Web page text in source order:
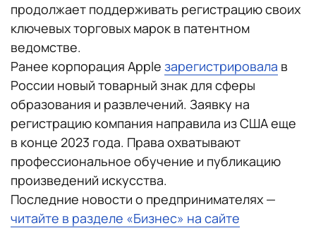
продолжает поддерживать регистрацию своих
ключевых торговых марок в патентном
ведомстве.
Ранее корпорация Apple зарегистрировала в
России новый товарный знак для сферы
образования и развлечений. Заявку на
регистрацию компания направила из США еще
в конце 2023 года. Права охватывают
профессиональное обучение и публикацию
произведений искусства.
Последние новости о предпринимателях —
читайте в разделе «Бизнес» на сайте